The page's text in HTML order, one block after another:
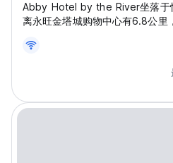
Abby Hotel by the River坐落于
离永旺金塔城购物中心有6.8公里